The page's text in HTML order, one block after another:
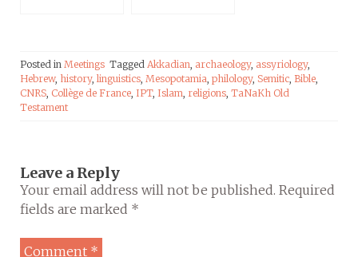
Posted in Meetings Tagged Akkadian, archaeology, assyriology,
Hebrew, history, linguistics, Mesopotamia, philology, Semitic, Bible,
CNRS, Collège de France, IPT, Islam, religions, TaNaKh Old
Testament
Leave a Reply
Your email address will not be published. Required
fields are marked *
Comment *